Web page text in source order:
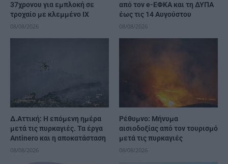
37χρονου για εμπλοκή σε
τροχαίο με κλεμμένο ΙΧ
08/08/2026
από τον e-ΕΦΚΑ και τη ΔΥΠΑ
έως τις 14 Αυγούστου
08/08/2026
Δ.Αττική: Η επόμενη ημέρα
μετά τις πυρκαγιές. Τα έργα
Antinero και η αποκατάσταση
08/08/2026
Ρέθυμνο: Μήνυμα
αισιοδοξίας από τον τουρισμό
μετά τις πυρκαγιές
08/08/2026